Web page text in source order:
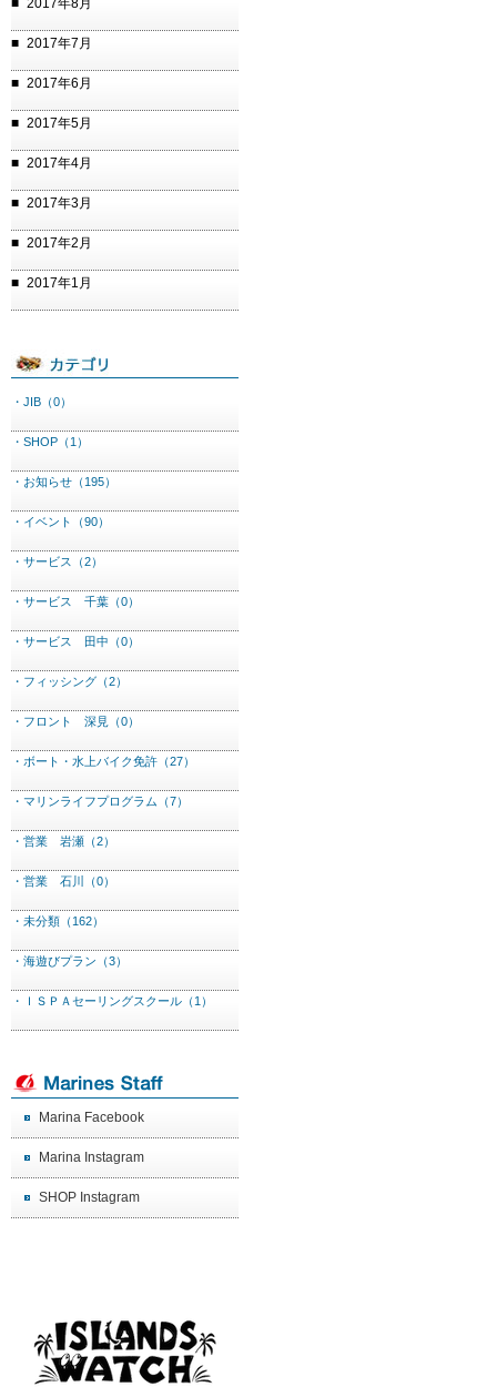
2017年8月
2017年7月
2017年6月
2017年5月
2017年4月
2017年3月
2017年2月
2017年1月
・JIB（0）
・SHOP（1）
・お知らせ（195）
・イベント（90）
・サービス（2）
・サービス 千葉（0）
・サービス 田中（0）
・フィッシング（2）
・フロント 深見（0）
・ボート・水上バイク免許（27）
・マリンライフプログラム（7）
・営業 岩瀬（2）
・営業 石川（0）
・未分類（162）
・海遊びプラン（3）
・ＩＳＰＡセーリングスクール（1）
Marina Facebook
Marina Instagram
SHOP Instagram